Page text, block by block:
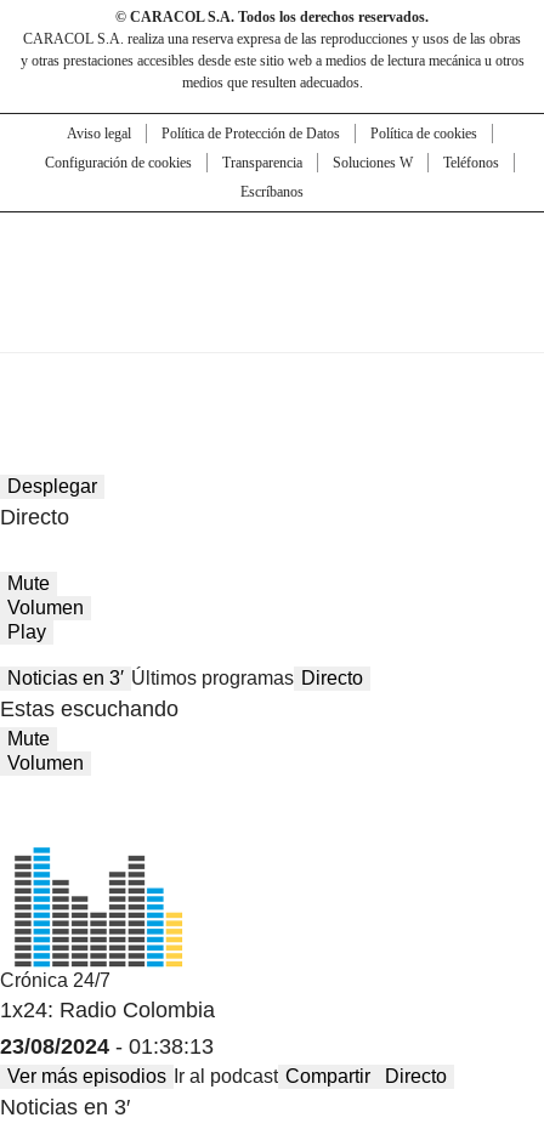
© CARACOL S.A. Todos los derechos reservados.
CARACOL S.A. realiza una reserva expresa de las reproducciones y usos de las obras
y otras prestaciones accesibles desde este sitio web a medios de lectura mecánica u otros
medios que resulten adecuados.
Aviso legal Política de Protección de Datos
Política de cookies
Configuración de cookies
Transparencia Soluciones W
Teléfonos
Escríbanos
Desplegar
Directo
Mute
Volumen
Play
Noticias en 3′ Últimos programas Directo
Estas escuchando
Mute
Volumen
Crónica 24/7
1x24: Radio Colombia
23/08/2024 - 01:38:13
Ver más episodios Ir al podcast Compartir Directo
Noticias en 3′